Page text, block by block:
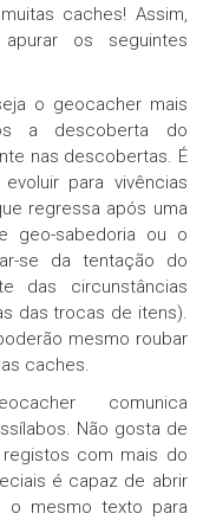
caches! Assim,
os seguintes
o geocacher mais
a descoberta do
nas descobertas. É
para vivências
regressa após uma
geo-sabedoria ou o
se da tentação do
das circunstâncias
das trocas de itens).
mesmo roubar
caches.
comunica
Não gosta de
com mais do
é capaz de abrir
o mesmo texto para